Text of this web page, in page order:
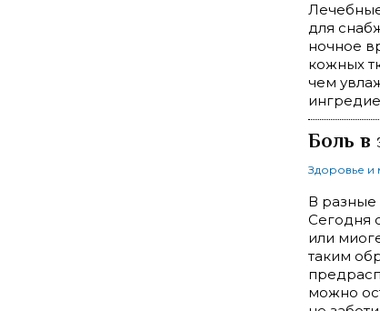
для
ночное
кожных
чем
Боль в
Здоровье и
В
Сегодня
или
таким
можно